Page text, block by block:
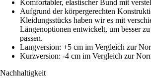
Komfortabler, elastischer Bund mit
Aufgrund der körpergerechten
Kleidungsstücks haben wir es mit
Längenoptionen entwickelt, um besser
passen.
Langversion: +5 cm im Vergleich zur
Kurzversion: -4 cm im Vergleich zur
Nachhaltigkeit